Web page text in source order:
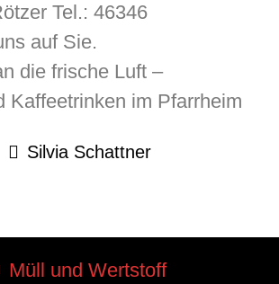
Tel.: 46346
auf Sie.
die frische Luft –
Kaffeetrinken im Pfarrheim
Silvia Schattner
Müll und Wertstoff